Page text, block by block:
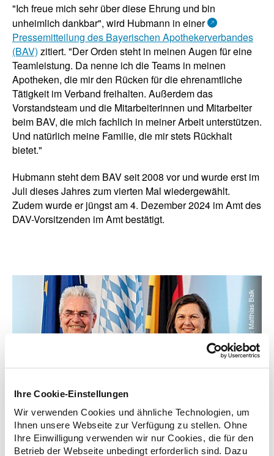
Ihre Cookie-Einstellungen
Wir verwenden Cookies und ähnliche Technologien, um
Ihnen unsere Webseite zur Verfügung zu stellen. Ohne
Ihre Einwilligung verwenden wir nur Cookies, die für den
Betrieb der Webseite unbedingt erforderlich sind. Dazu
"Ich freue mich sehr über diese Ehrung und bin
unheimlich dankbar", wird Hubmann in einer
Pressemitteilung des Bayerischen Apothekerverbandes
(BAV) zitiert. "Der Orden steht in meinen Augen für eine
Teamleistung. Da nenne ich die Teams in meinen
Apotheken, die mir den Rücken für die ehrenamtliche
Tätigkeit im Verband freihalten. Außerdem das
Vorstandsteam und die Mitarbeiterinnen und Mitarbeiter
beim BAV, die mich fachlich in meiner Arbeit unterstützen.
Und natürlich meine Familie, die mir stets Rückhalt
bietet."
Hubmann steht dem BAV seit 2008 vor und wurde erst im
Juli dieses Jahres zum vierten Mal wiedergewählt.
Zudem wurde er jüngst am 4. Dezember 2024 im Amt des
DAV-Vorsitzenden im Amt bestätigt.
© Bildarchiv Bayerischer Landtag | Foto: Matthias Balk